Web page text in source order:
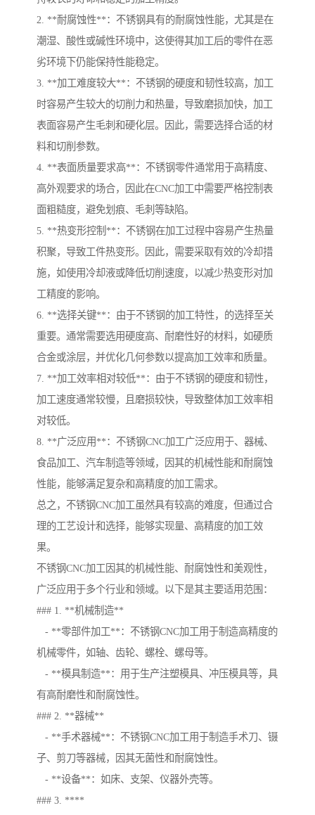
2. **耐腐蚀性**：不锈钢具有的耐腐蚀性能，尤其是在
潮湿、酸性或碱性环境中，这使得其加工后的零件在恶
劣环境下仍能保持性能稳定。
3. **加工难度较大**：不锈钢的硬度和韧性较高，加工
时容易产生较大的切削力和热量，导致磨损加快，加工
表面容易产生毛刺和硬化层。因此，需要选择合适的材
料和切削参数。
4. **表面质量要求高**：不锈钢零件通常用于高精度、
高外观要求的场合，因此在CNC加工中需要严格控制表
面粗糙度，避免划痕、毛刺等缺陷。
5. **热变形控制**：不锈钢在加工过程中容易产生热量
积聚，导致工件热变形。因此，需要采取有效的冷却措
施，如使用冷却液或降低切削速度，以减少热变形对加
工精度的影响。
6. **选择关键**：由于不锈钢的加工特性，的选择至关
重要。通常需要选用硬度高、耐磨性好的材料，如硬质
合金或涂层，并优化几何参数以提高加工效率和质量。
7. **加工效率相对较低**：由于不锈钢的硬度和韧性，
加工速度通常较慢，且磨损较快，导致整体加工效率相
对较低。
8. **广泛应用**：不锈钢CNC加工广泛应用于、器械、
食品加工、汽车制造等领域，因其的机械性能和耐腐蚀
性能，能够满足复杂和高精度的加工需求。
总之，不锈钢CNC加工虽然具有较高的难度，但通过合
理的工艺设计和选择，能够实现量、高精度的加工效
果。
不锈钢CNC加工因其的机械性能、耐腐蚀性和美观性，
广泛应用于多个行业和领域。以下是其主要适用范围：
### 1. **机械制造**
- **零部件加工**：不锈钢CNC加工用于制造高精度的
机械零件，如轴、齿轮、螺栓、螺母等。
- **模具制造**：用于生产注塑模具、冲压模具等，具
有高耐磨性和耐腐蚀性。
### 2. **器械**
- **手术器械**：不锈钢CNC加工用于制造手术刀、镊
子、剪刀等器械，因其无菌性和耐腐蚀性。
- **设备**：如床、支架、仪器外壳等。
### 3. ****